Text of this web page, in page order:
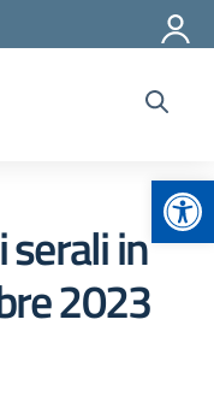
serali in
2023